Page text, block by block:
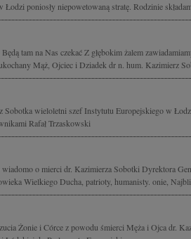
Łodzi poniosły niepowetowaną stratę. Rodzinie
tam na Nas czekać Z głębokim żalem
Mąż, Ojciec i Dziadek dr n. hum. Kazimierz
Sobotka wieloletni szef Instytutu Europejskiego w
Rafał Trzaskowski
o mierci dr. Kazimierza Sobotki Dyrektora
Wielkiego Ducha, patrioty, humanisty. onie,
Żonie i Córce z powodu śmierci Męża i Ojca dr.